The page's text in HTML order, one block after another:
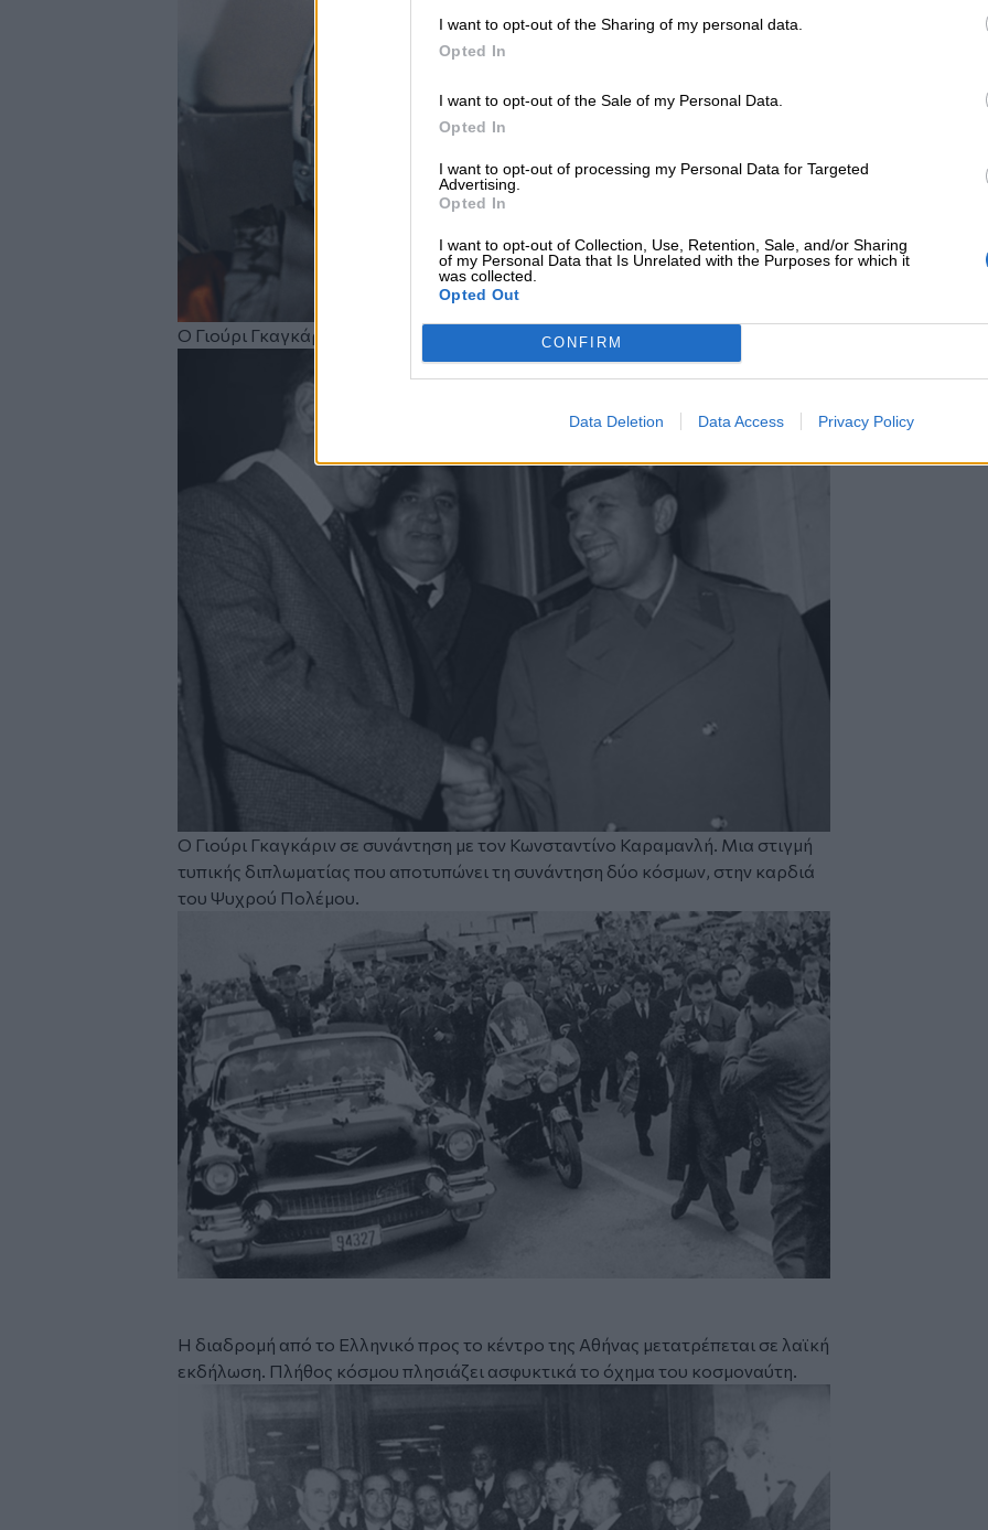
I want to opt-out of the Sharing of my personal data.
Opted In
I want to opt-out of the Sale of my Personal Data.
Opted In
I want to opt-out of processing my Personal Data for Targeted
Advertising.
Opted In
I want to opt-out of Collection, Use, Retention, Sale, and/or Sharing
of my Personal Data that Is Unrelated with the Purposes for which it
was collected.
Opted Out
CONFIRM
Data Deletion Data Access Privacy Policy
Ο Γιούρι Γκαγκάριν
Ο Γιούρι Γκαγκάριν σε συνάντηση με τον Κωνσταντίνο Καραμανλή. Μια στιγμή
τυπικής διπλωματίας που αποτυπώνει τη συνάντηση δύο κόσμων, στην καρδιά
του Ψυχρού Πολέμου.
Η διαδρομή από το Ελληνικό προς το κέντρο της Αθήνας μετατρέπεται σε λαϊκή
εκδήλωση. Πλήθος κόσμου πλησιάζει ασφυκτικά το όχημα του κοσμοναύτη.